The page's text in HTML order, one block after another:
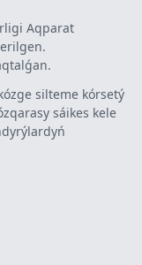
Aqparat
silteme kórsetý
sáikes kele